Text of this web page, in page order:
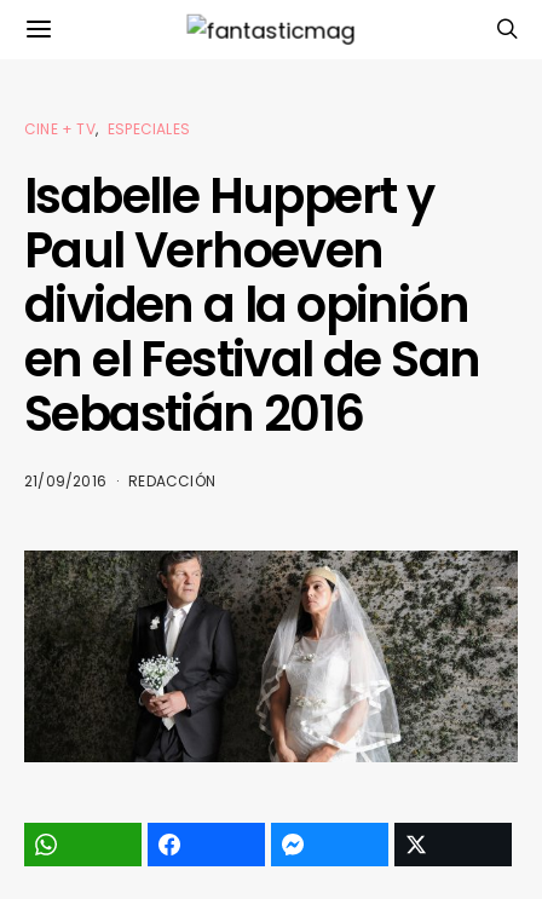
CINE + TV ESPECIALES
Isabelle Huppert y
Paul Verhoeven
dividen a la opinión
en el Festival de San
Sebastián 2016
21/09/2016 REDACCIÓN